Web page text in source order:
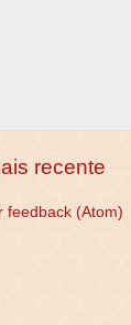
recente
feedback (Atom)